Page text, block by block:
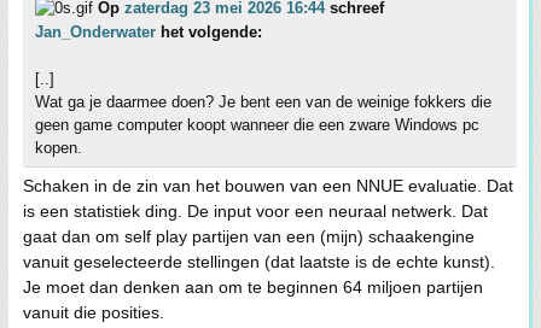
Op zaterdag 23 mei 2026 16:44schreef
Jan_Onderwater het volgende:
[..]
Wat ga je daarmee doen? Je bent een van de weinige fokkers die
geen game computer koopt wanneer die een zware Windows pc
kopen.
Schaken in de zin van het bouwen van een NNUE evaluatie. Dat
is een statistiek ding. De input voor een neuraal netwerk. Dat
gaat dan om self play partijen van een (mijn) schaakengine
vanuit geselecteerde stellingen (dat laatste is de echte kunst).
Je moet dan denken aan om te beginnen 64 miljoen partijen
vanuit die posities.